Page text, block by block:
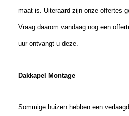
maat is. Uiteraard zijn onze offertes
Vraag daarom vandaag nog een
uur ontvangt u deze.
Dakkapel Montage
Sommige huizen hebben een